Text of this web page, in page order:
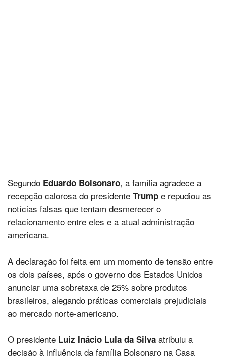
Segundo Eduardo Bolsonaro, a família agradece a
recepção calorosa do presidente Trump e repudiou as
notícias falsas que tentam desmerecer o
relacionamento entre eles e a atual administração
americana.
A declaração foi feita em um momento de tensão entre
os dois países, após o governo dos Estados Unidos
anunciar uma sobretaxa de 25% sobre produtos
brasileiros, alegando práticas comerciais prejudiciais
ao mercado norte-americano.
O presidente Luiz Inácio Lula da Silva atribuiu a
decisão à influência da família Bolsonaro na Casa